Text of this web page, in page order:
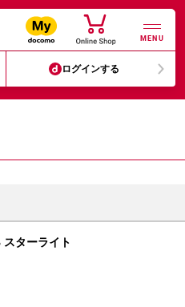
MENU
ログインする
ターライト